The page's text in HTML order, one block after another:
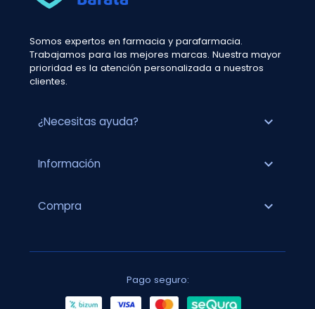
Somos expertos en farmacia y parafarmacia.
Trabajamos para las mejores marcas. Nuestra mayor
prioridad es la atención personalizada a nuestros
clientes.
¿Necesitas ayuda? expand_more
Información expand_more
Compra expand_more
Pago seguro: